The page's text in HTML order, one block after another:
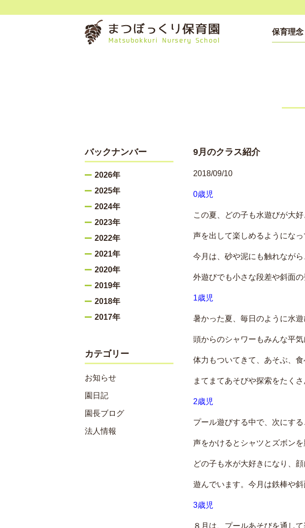
保育理
9月のクラス紹介
2018/09/10
0歳児
この夏、どの子も水遊びが大
声を出して楽しめるようになっ
今月は、砂や泥にも触れなが
外遊びでも小さな段差や斜面
1歳児
暑かった夏、毎日のように水
頭からのシャワーもみんな平気
体力もついてきて、あそぶ、
まてまてあそびや探索をたくさ
2歳児
プール遊びする中で、次にす
声をかけるとシャツとズボン
どの子も水が大好きになり、
遊んでいます。今月は鉄棒や
3歳児
８月は、プールあそびを通し
バックナンバー
2026年
2025年
2024年
2023年
2022年
2021年
2020年
2019年
2018年
2017年
カテゴリー
お知らせ
園日記
園長ブログ
法人情報